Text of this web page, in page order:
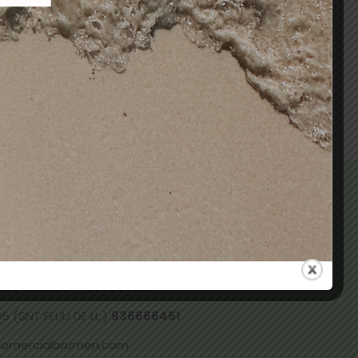
ACRÍLICO DARK PINK 80GR
23,00€18,95€
Añadir al carrito
(TERRASSA)937331096
(TERRASSA)937359169
(SNT FELIU DE LL.) 936666451